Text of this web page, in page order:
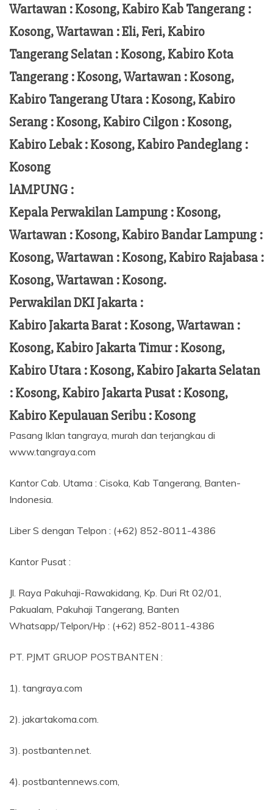
Wartawan : Kosong, Kabiro Kab Tangerang :
Kosong,Wartawan :Eli, Feri, Kabiro
Tangerang Selatan : Kosong, Kabiro Kota
Tangerang :Kosong, Wartawan : Kosong,
Kabiro Tangerang Utara : Kosong, Kabiro
Serang : Kosong, Kabiro Cilgon : Kosong,
Kabiro Lebak : Kosong, Kabiro Pandeglang :
Kosong
lAMPUNG :
Kepala Perwakilan Lampung :Kosong,
Wartawan : Kosong, Kabiro Bandar Lampung :
Kosong, Wartawan : Kosong, Kabiro Rajabasa :
Kosong, Wartawan : Kosong.
Perwakilan DKI Jakarta :
Kabiro Jakarta Barat : Kosong, Wartawan :
Kosong, Kabiro Jakarta Timur : Kosong,
Kabiro Utara : Kosong, Kabiro Jakarta Selatan
: Kosong, Kabiro Jakarta Pusat : Kosong,
Kabiro Kepulauan Seribu : Kosong
Pasang Iklan tangraya, murah dan terjangkau di
www.tangraya.com
Kantor Cab. Utama : Cisoka, Kab Tangerang, Banten-
Indonesia.
Liber S dengan Telpon : (+62) 852-8011-4386
Kantor Pusat :
Jl. Raya Pakuhaji-Rawakidang, Kp. Duri Rt 02/01,
Pakualam, Pakuhaji Tangerang, Banten
Whatsapp/Telpon/Hp : (+62) 852-8011-4386
PT. PJMT GRUOP POSTBANTEN :
1). tangraya.com
2). jakartakoma.com.
3). postbanten.net.
4). postbantennews.com,